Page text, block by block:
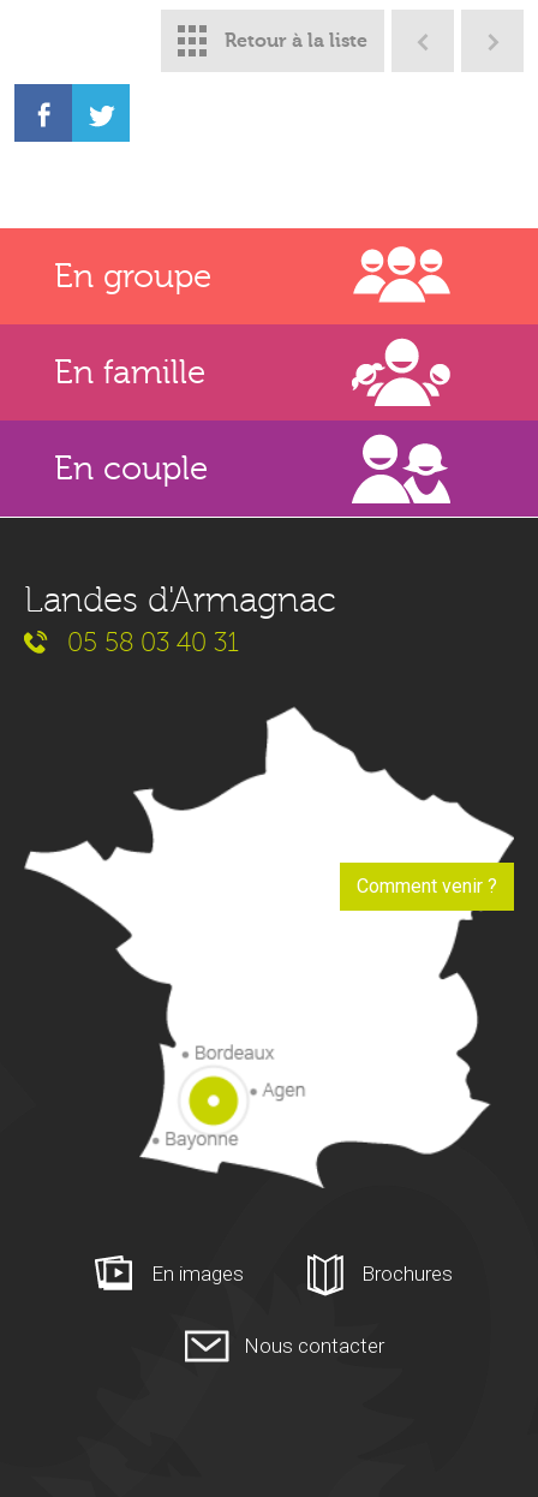
Retour à la liste
En groupe
En famille
En couple
Landes d'Armagnac
05 58 03 40 31
Comment venir ?
En images Brochures
Nous contacter